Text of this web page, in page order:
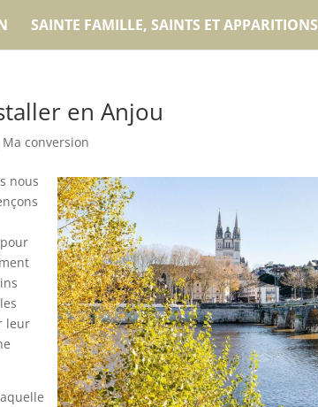
SAINTE FAMILLE, SAINTS ET APPARITIONS
en Anjou
Ma conversion
nous
leur